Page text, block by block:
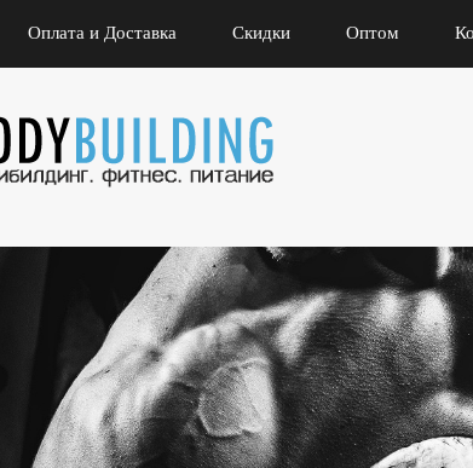
Оплата и Доставка Скидки Оптом